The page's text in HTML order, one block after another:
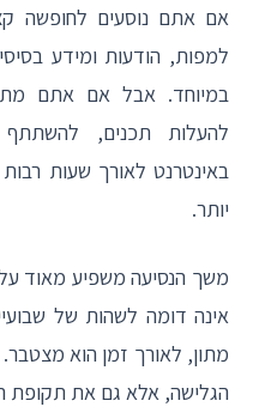
אם אתם נוסעים לחופשה
למפות, הודעות ומידע
במיוחד. אבל אם אתם
להעלות תכנים,
באינטרנט לאורך שעות
יותר.
משך הנסיעה משפיע מאוד
אינה דומה לשהות של
מתון, לאורך זמן הוא
הגלישה, אלא גם את תקופת